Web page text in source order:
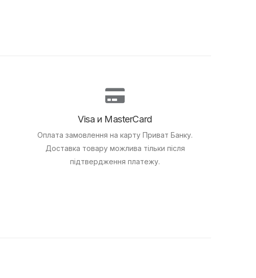
Visa и MasterCard
Оплата замовлення на карту Приват Банку.
Доставка товару можлива тільки після
підтвердження платежу.